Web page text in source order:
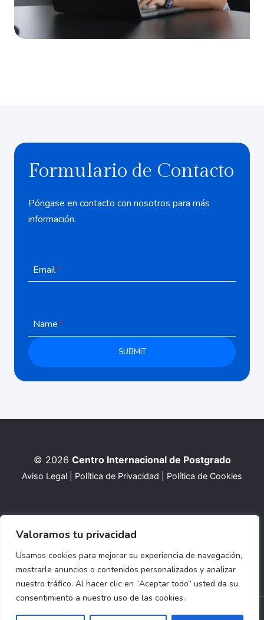
Valoramos tu privacidad
Usamos cookies para mejorar su experiencia de navegación,
mostrarle anuncios o contenidos personalizados y analizar
nuestro tráfico. Al hacer clic en “Aceptar todo” usted da su
consentimiento a nuestro uso de las cookies.
Formulario de Contacto
Póngase en contacto con nosotros para más
información.
Email*
Name*
SUBMIT
© 2026 Centro Internacional de Postgrado
Aviso Legal Política de Privacidad Política de Cookies